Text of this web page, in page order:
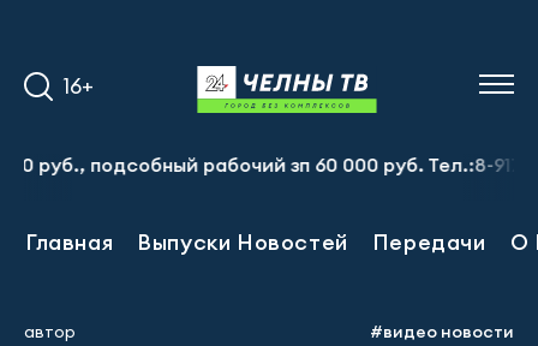
16+
подсобный рабочий зп 60 000 руб. Тел.:8-917-913-20-
Главная Выпуски Новостей Передачи О
автор #видео новости